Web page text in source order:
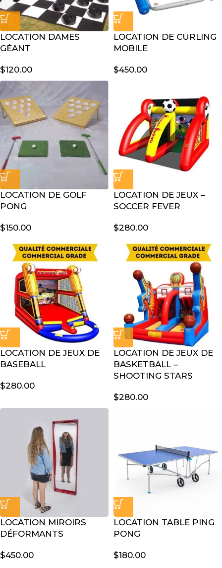
LOCATION DAMES
GÉANT
$120.00
LOCATION DE CURLING
MOBILE
$450.00
LOCATION DE GOLF
PONG
$150.00
LOCATION DE JEUX –
SOCCER FEVER
$280.00
LOCATION DE JEUX DE
BASEBALL
$280.00
LOCATION DE JEUX DE
BASKETBALL –
SHOOTING STARS
$280.00
LOCATION MIROIRS
DÉFORMANTS
$450.00
LOCATION TABLE PING
PONG
$180.00